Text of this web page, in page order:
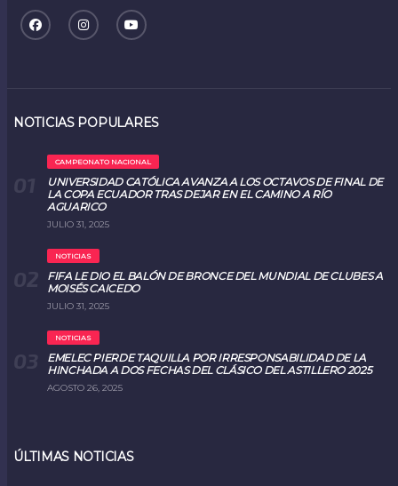
NOTICIAS POPULARES
CAMPEONATO NACIONAL
UNIVERSIDAD CATÓLICA AVANZA A LOS OCTAVOS DE FINAL DE
LA COPA ECUADOR TRAS DEJAR EN EL CAMINO A RÍO
AGUARICO
JULIO 31, 2025
NOTICIAS
FIFA LE DIO EL BALÓN DE BRONCE DEL MUNDIAL DE CLUBES A
MOISÉS CAICEDO
JULIO 31, 2025
NOTICIAS
EMELEC PIERDE TAQUILLA POR IRRESPONSABILIDAD DE LA
HINCHADA A DOS FECHAS DEL CLÁSICO DEL ASTILLERO 2025
AGOSTO 26, 2025
ÚLTIMAS NOTICIAS